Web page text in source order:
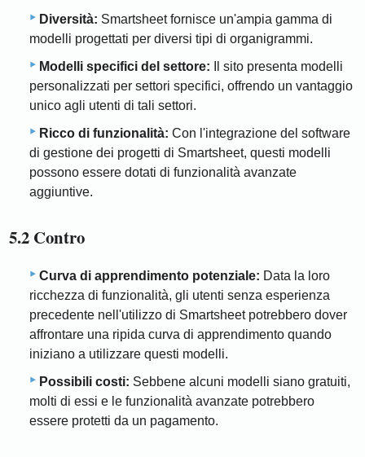
Diversità: Smartsheet fornisce un'ampia gamma di
modelli progettati per diversi tipi di organigrammi.
Modelli specifici del settore: Il sito presenta modelli
personalizzati per settori specifici, offrendo un vantaggio
unico agli utenti di tali settori.
Ricco di funzionalità: Con l'integrazione del software
di gestione dei progetti di Smartsheet, questi modelli
possono essere dotati di funzionalità avanzate
aggiuntive.
5.2 Contro
Curva di apprendimento potenziale: Data la loro
ricchezza di funzionalità, gli utenti senza esperienza
precedente nell'utilizzo di Smartsheet potrebbero dover
affrontare una ripida curva di apprendimento quando
iniziano a utilizzare questi modelli.
Possibili costi: Sebbene alcuni modelli siano gratuiti,
molti di essi e le funzionalità avanzate potrebbero
essere protetti da un pagamento.